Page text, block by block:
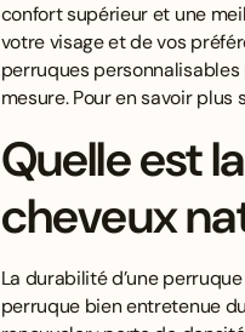
confort supérieur et une
votre visage et de vos
perruques
mesure. Pour en savoir
Quelle est
cheveux
La durabilité d’une
perruque bien entretenue